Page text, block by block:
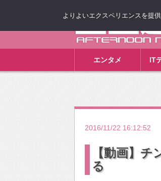
エンタメ IT
2016/11/22 16:12:52
【動画】
る
よりよいエクスペリエンスを提